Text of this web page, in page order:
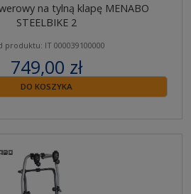
na tylną klapę MENABO
STEELBIKE 2
produktu: IT 000039100000
749,00 zł
zawiera 23% VAT
DO KOSZYKA